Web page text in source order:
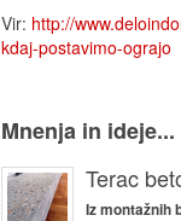
Vir: http://
kdaj-postavimo-ograjo
Mnenja in ideje...
Terac
Iz montažnih